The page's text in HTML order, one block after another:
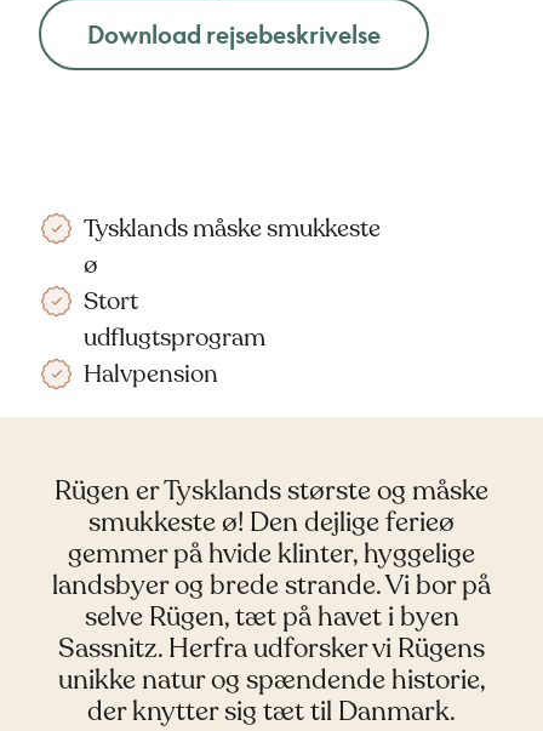
Download rejsebeskrivelse
Tysklands måske smukkeste
ø
Stort
udflugtsprogram
Halvpension
Rügen er Tysklands største og måske
smukkeste ø! Den dejlige ferieø
gemmer på hvide klinter, hyggelige
landsbyer og brede strande. Vi bor på
selve Rügen, tæt på havet i byen
Sassnitz. Herfra udforsker vi Rügens
unikke natur og spændende historie,
der knytter sig tæt til Danmark.